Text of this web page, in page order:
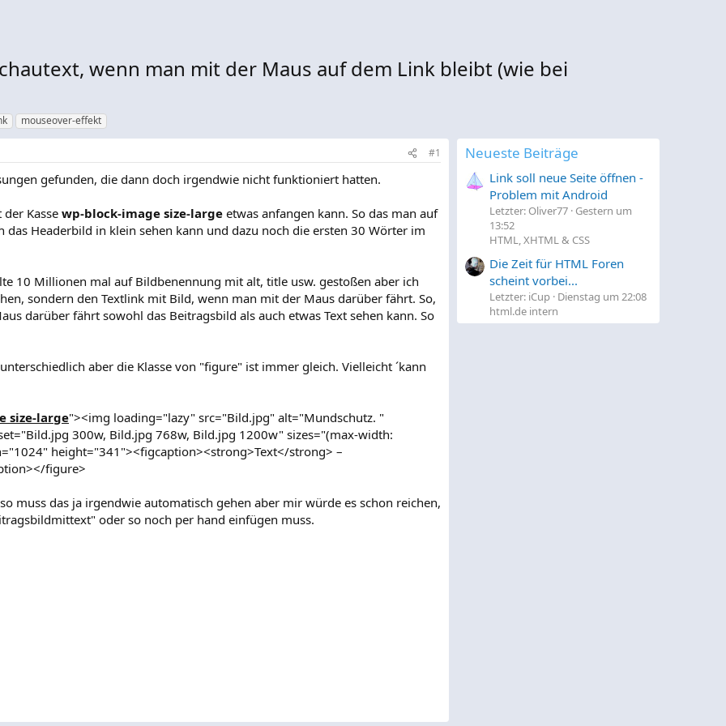
wenn man mit der Maus auf dem Link bleibt (wie bei
mouseover-effekt
#1
gefunden, die dann doch irgendwie nicht funktioniert hatten.
Kasse wp-block-image size-large etwas anfangen kann. So das man auf
das Headerbild in klein sehen kann und dazu noch die ersten 30 Wörter im
10 Millionen mal auf Bildbenennung mit alt, title usw. gestoßen aber ich
sondern den Textlink mit Bild, wenn man mit der Maus darüber fährt. So,
darüber fährt sowohl das Beitragsbild als auch etwas Text sehen kann. So
aber die Klasse von "figure" ist immer gleich. Vielleicht ´kann
size-large"><img loading="lazy" src="Bild.jpg" alt="Mundschutz. "
300w, Bild.jpg 768w, Bild.jpg 1200w" sizes="(max-width:
height="341"><figcaption><strong>Text</strong> –
figure>
muss das ja irgendwie automatisch gehen aber mir würde es schon reichen,
oder so noch per hand einfügen muss.
Neueste Beiträge
Link soll neue Seite öffnen -
Problem mit Android
Letzter: Oliver77 Gestern um
13:52
HTML, XHTML & CSS
Die Zeit für HTML Foren
scheint vorbei...
Letzter: iCup Dienstag um 22:08
html.de intern